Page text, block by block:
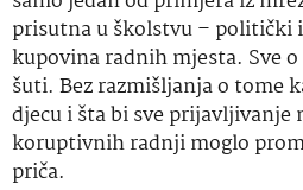
prisutna u školstvu – politički
kupovina radnih mjesta. Sve o
šuti. Bez razmišljanja o tome
djecu i šta bi sve
koruptivnih radnji moglo
priča.